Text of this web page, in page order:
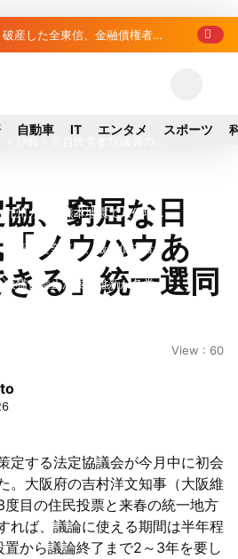
破産した全東信、金融債権者リ
氏
取締役に就任—再上場に向け視
九州ガス、熊本地震で八代地区
給停止 「2次災害防止」を理
破産した全東信、最大債権者は
信組の219億円 地銀やノンバ
犬猫食禁止法案、維新が各党と
試してみた
」債権者リスト公開、金融機関
自動車 IT エンタメ スポーツ
、窮屈な日
ノウハウあ
る」統一選同
View : 60
定する法定協議会が今月中に初会
。大阪府の吉村洋文知事（大阪維
目の住民投票と来春の統一地方
れば、議論に使える期間は半年程
から議論終了まで2～3年を要し